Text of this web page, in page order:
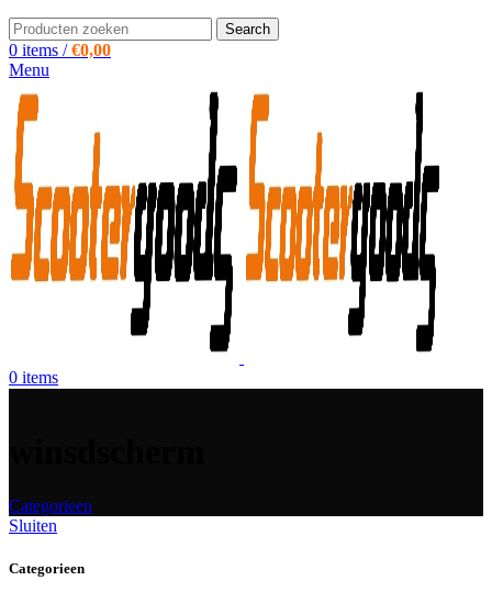
Search
0 items / €0,00
Menu
0 items
Categorieen
Sluiten
Categorieen